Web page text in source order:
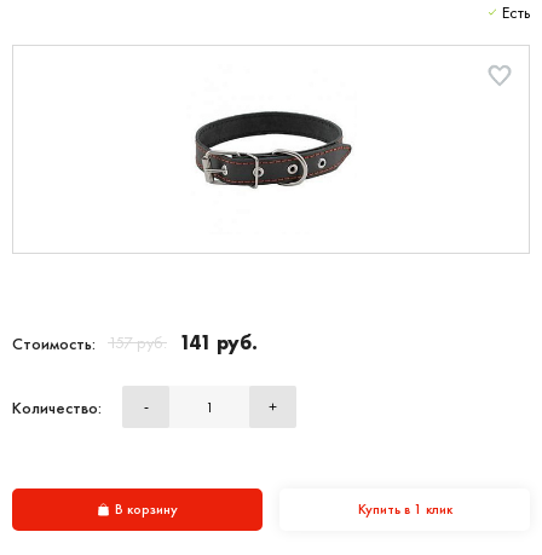
Есть
Стоимость: 157 руб. 141 руб.
Количество: - +
В корзину Купить в 1 клик